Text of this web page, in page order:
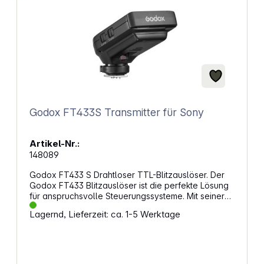
Godox FT433S Transmitter für Sony
Artikel-Nr.:
148089
Godox FT433 S Drahtloser TTL-Blitzauslöser. Der
Godox FT433 Blitzauslöser ist die perfekte Lösung
für anspruchsvolle Steuerungssysteme. Mit seiner
Fähigkeit, im 433-MHz-Frequenzband zu arbeiten,
steigert er die Betriebseffizienz und Präzision
Lagernd, Lieferzeit: ca. 1-5 Werktage